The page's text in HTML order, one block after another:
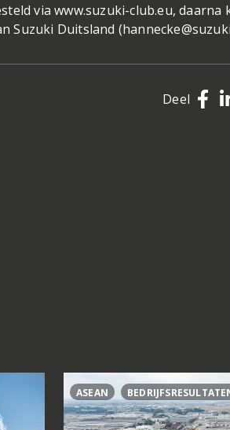
via www.suzuki-club.eu, daarna
Suzuki Duitsland (
Deel
ASEAN